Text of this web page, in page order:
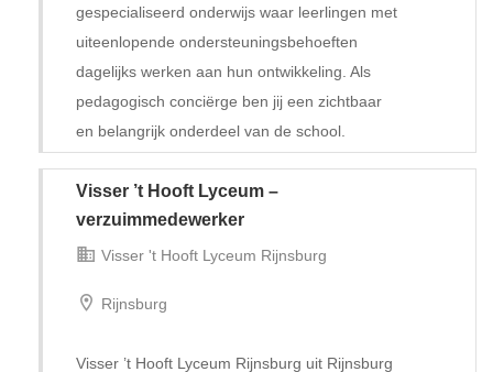
Tijdelijk met uitzicht op vast
gespecialiseerd onderwijs waar leerlingen met
uiteenlopende ondersteuningsbehoeften
dagelijks werken aan hun ontwikkeling. Als
pedagogisch conciërge ben jij een zichtbaar
en belangrijk onderdeel van de school.
Visser ’t Hooft Lyceum –
verzuimmedewerker
Visser 't Hooft Lyceum Rijnsburg
Rijnsburg
Visser ’t Hooft Lyceum Rijnsburg uit Rijnsburg